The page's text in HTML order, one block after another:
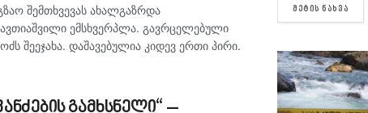
შემთხვევას ახალგაზრდა
ემსხვერპლა. გავრცელებული
შეეჯახა. დაშავებულია კიდევ ერთი პირი.
გამხსნელი“ –
ᲛᲔᲢᲘᲡ ᲜᲐᲮᲕᲐ